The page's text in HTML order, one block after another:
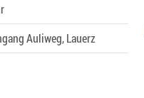
Auliweg, Lauerz